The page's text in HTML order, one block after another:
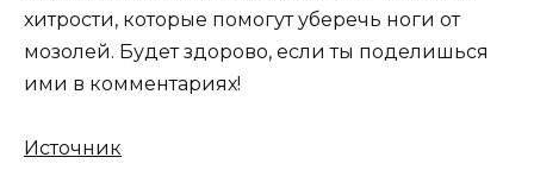
хитрости, которые помогут уберечь ноги от
мозолей. Будет здорово, если ты поделишься
ими в комментариях!
Источник